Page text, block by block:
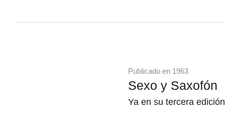
Publicado en 1963
Sexo y Saxofón
Ya en su tercera edición